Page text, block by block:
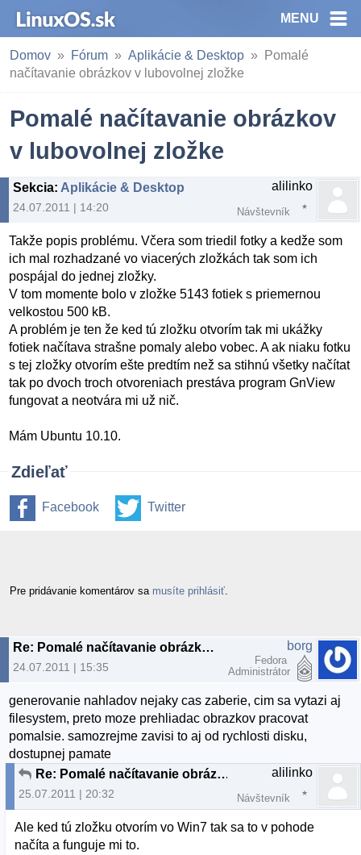
MENU
Domov Fórum Aplikácie & Desktop
Pomalé
načítavanie obrázkov v lubovolnej zložke
Pomalé načítavanie obrázkov
v lubovolnej zložke
Sekcia: Aplikácie & Desktop
24.07.2011 | 14:20
alilinko
Návštevník
Takže popis problému. Včera som triedil fotky a kedže som
ich mal rozhadzané vo viacerých zložkách tak som ich
pospájal do jednej zložky.
V tom momente bolo v zložke 5143 fotiek s priemernou
velkostou 500 kB.
A problém je ten že ked tú zložku otvorím tak mi ukážky
fotiek načítava strašne pomaly alebo vobec. A ak niaku fotku
s tej zložky otvorím ešte predtím než sa stihnú všetky načítat
tak po dvoch troch otvoreniach prestáva program GnView
fungovat a neotvára mi už nič.
Mám Ubuntu 10.10.
Zdieľať
Facebook Twitter
Pre pridávanie komentárov sa musíte prihlásiť
Re: Pomalé načítavanie obrázkov v lubovolnej zložke
24.07.2011 | 15:35
borg
Fedora
Administrátor
generovanie nahladov nejaky cas zaberie, cim sa vytazi aj
filesystem, preto moze prehliadac obrazkov pracovat
pomalsie. samozrejme zavisi to aj od rychlosti disku,
dostupnej pamate
Re: Pomalé načítavanie obrázkov v lubovolnej zložke
25.07.2011 | 20:32
alilinko
Návštevník
Ale ked tú zložku otvorím vo Win7 tak sa to v pohode
načíta a funguje mi to.